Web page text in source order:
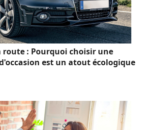
: Pourquoi choisir une
est un atout écologique